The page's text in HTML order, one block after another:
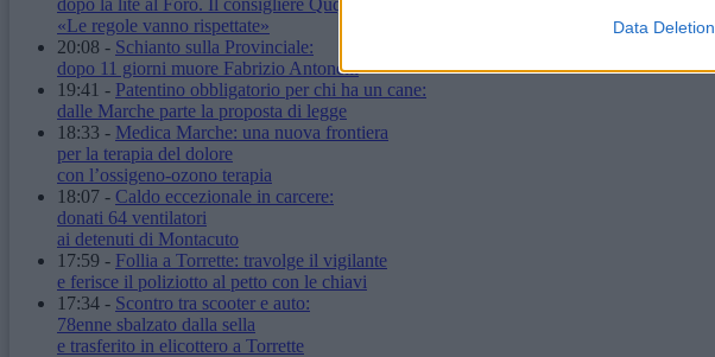
Data Deletion
dopo la lite al Foro. Il consigliere Quqqass:
«Le regole vanno rispettate»
20:08 - Schianto sulla Provinciale:
dopo 11 giorni muore Fabrizio Antonelli
19:41 - Patentino obbligatorio per chi ha un cane:
dalle Marche parte la proposta di legge
18:33 - Medica Marche: una nuova frontiera
per la terapia del dolore
con l’ossigeno-ozono terapia
18:07 - Caldo eccezionale in carcere:
donati 64 ventilatori
ai detenuti di Montacuto
17:59 - Follia a Torrette: travolge il vigilante
e ferisce il poliziotto al petto con le chiavi
17:34 - Scontro tra scooter e auto:
78enne sbalzato dalla sella
e trasferito in elicottero a Torrette